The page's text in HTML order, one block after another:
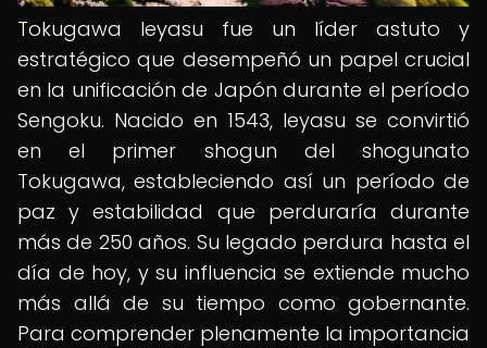
Tokugawa Ieyasu fue un líder astuto y
estratégico que desempeñó un papel crucial
en la unificación de Japón durante el período
Sengoku. Nacido en 1543, Ieyasu se convirtió
en el primer shogun del shogunato
Tokugawa, estableciendo así un período de
paz y estabilidad que perduraría durante
más de 250 años. Su legado perdura hasta el
día de hoy, y su influencia se extiende mucho
más allá de su tiempo como gobernante.
Para comprender plenamente la importancia